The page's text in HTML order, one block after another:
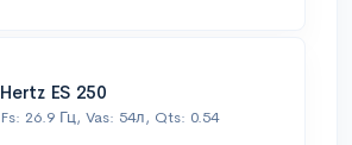
Hertz ES 250
Fs: 26.9 Гц, Vas: 54л, Qts: 0.54